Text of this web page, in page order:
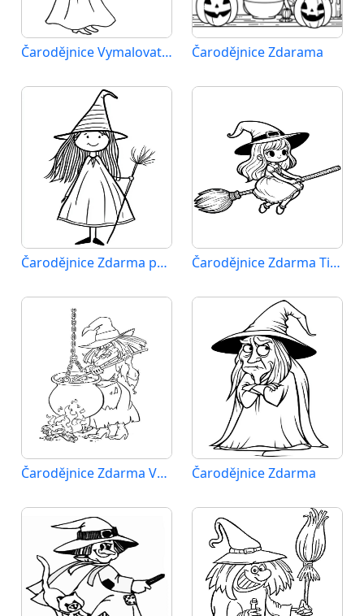
Čarodějnice Vymalovatelné pro Děti Čarodějnice Zdarama
Čarodějnice Zdarma pro Děti Čarodějnice Zdarma Tisknutelná
Čarodějnice Zdarma Vymalovatelné Obrázek Čarodějnice Zdarma